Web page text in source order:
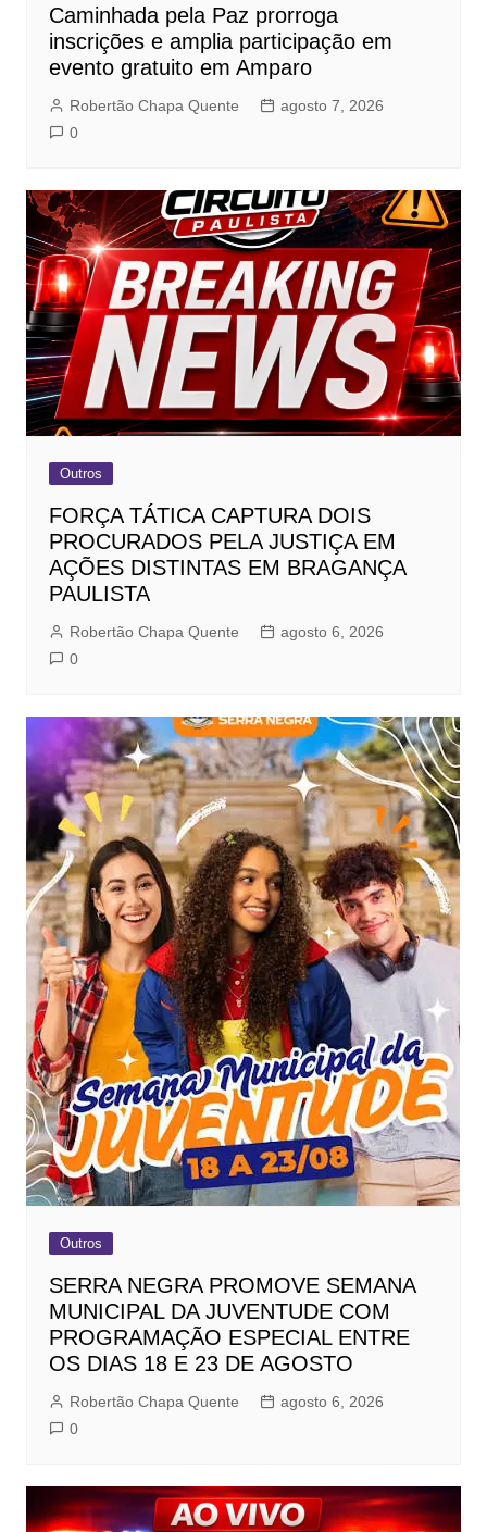
Caminhada pela Paz prorroga
inscrições e amplia participação em
evento gratuito em Amparo
Robertão Chapa Quente
agosto 7, 2026
0
Outros
FORÇA TÁTICA CAPTURA DOIS
PROCURADOS PELA JUSTIÇA EM
AÇÕES DISTINTAS EM BRAGANÇA
PAULISTA
Robertão Chapa Quente
agosto 6, 2026
0
Outros
SERRA NEGRA PROMOVE SEMANA
MUNICIPAL DA JUVENTUDE COM
PROGRAMAÇÃO ESPECIAL ENTRE
OS DIAS 18 E 23 DE AGOSTO
Robertão Chapa Quente
agosto 6, 2026
0